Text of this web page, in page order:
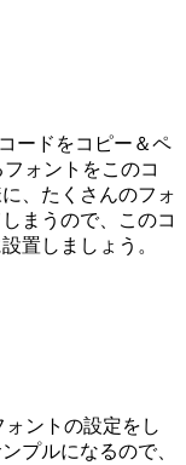
ードをコピー＆ペ
ォントをこのコ
、たくさんのフォ
まうので、このコ
置しましょう。
ントの設定をし
プルになるので、